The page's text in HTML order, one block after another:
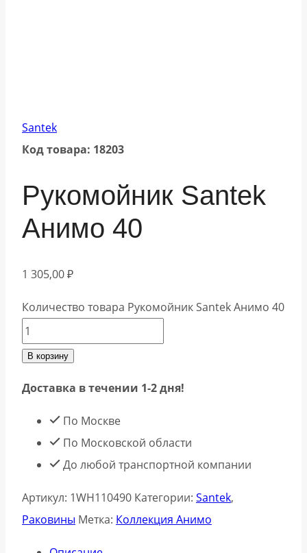
Santek
Код товара: 18203
Рукомойник Santek
Анимо 40
1 305,00₽
Количество товара Рукомойник Santek Анимо 40
В корзину
Доставка в течении 1-2 дня!
По Москве
По Московской области
До любой транспортной компании
Артикул: 1WH110490 Категории: Santek,
Раковины Метка: Коллекция Анимо